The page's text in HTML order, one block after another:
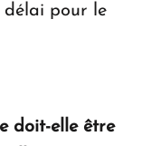
délai pour le
doit-elle être